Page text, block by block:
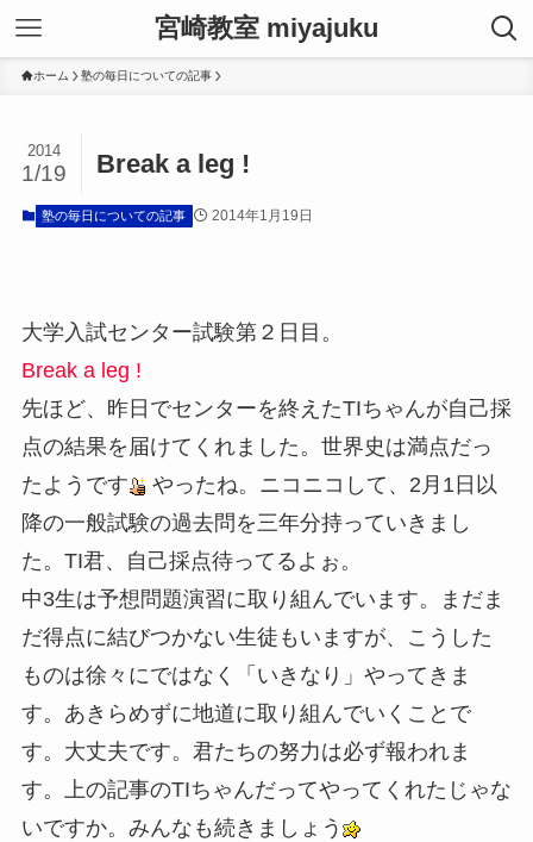
宮崎教室 miyajuku
ホーム 塾の毎日についての記事
Break a leg !
2014
1/19
塾の毎日についての記事 2014年1月19日
大学入試センター試験第２日目。
Break a leg !
先ほど、昨日でセンターを終えたTIちゃんが自己採
点の結果を届けてくれました。世界史は満点だっ
たようです
やったね。ニコニコして、2月1日以
降の一般試験の過去問を三年分持っていきまし
た。TI君、自己採点待ってるよぉ。
中3生は予想問題演習に取り組んでいます。まだま
だ得点に結びつかない生徒もいますが、こうした
ものは徐々にではなく「いきなり」やってきま
す。あきらめずに地道に取り組んでいくことで
す。大丈夫です。君たちの努力は必ず報われま
す。上の記事のTIちゃんだってやってくれたじゃな
いですか。みんなも続きましょう